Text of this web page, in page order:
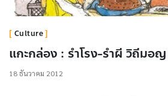
Culture
แกะกล่อง : รำโรง-รำผี วิถีมอญ
18 ธันวาคม 2012